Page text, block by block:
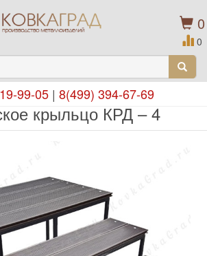
0
0
99-05| 8(499) 394-67-69
крыльцо КРД – 4